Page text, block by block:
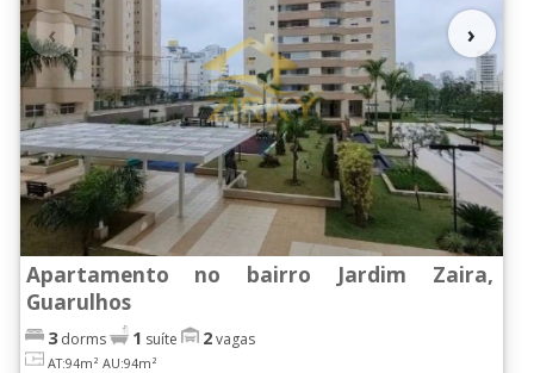
‹ ›
Apartamento no bairro Jardim Zaira,
Guarulhos
3dorms 1 suíte 2vagas
AT:94m² AU:94m²